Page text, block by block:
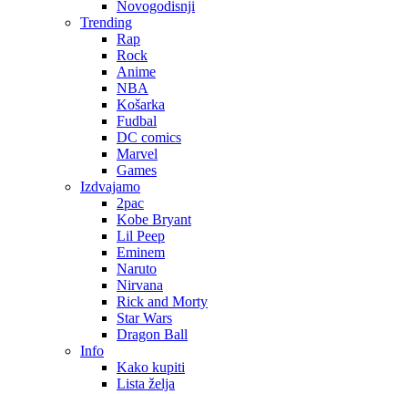
Novogodisnji
Trending
Rap
Rock
Anime
NBA
Košarka
Fudbal
DC comics
Marvel
Games
Izdvajamo
2pac
Kobe Bryant
Lil Peep
Eminem
Naruto
Nirvana
Rick and Morty
Star Wars
Dragon Ball
Info
Kako kupiti
Lista želja